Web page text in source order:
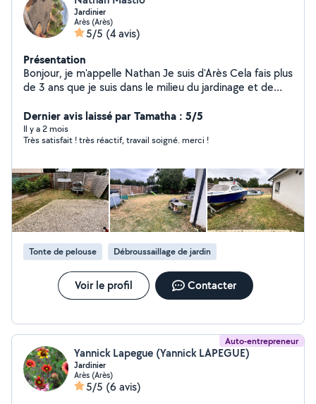
Jardinier
Arès (Arès)
5/5 (4 avis)
Présentation
Bonjour, je m'appelle Nathan Je suis d'Arès Cela fais plus
de 3 ans que je suis dans le milieu du jardinage et de
disposition et très motivé pour entretenir et faire des
aménagements pour améliorer vos jardins ! -Tailles -
Tonte -Désherbage -Plantation -Ramassage -Pavage -
Dernier avis laissé par Tamatha : 5/5
Il y a 2 mois
Très satisfait ! très réactif, travail soigné. merci !
Tonte de pelouse Débroussaillage de jardin
Voir le profil Contacter
Auto-entrepreneur
Yannick Lapegue (Yannick LAPEGUE)
Jardinier
Arès (Arès)
5/5 (6 avis)